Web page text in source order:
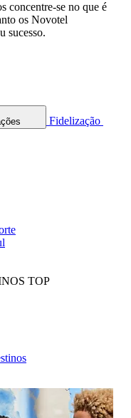
concentre-se no que é
os Novotel
sucesso.
Fidelização
TOP